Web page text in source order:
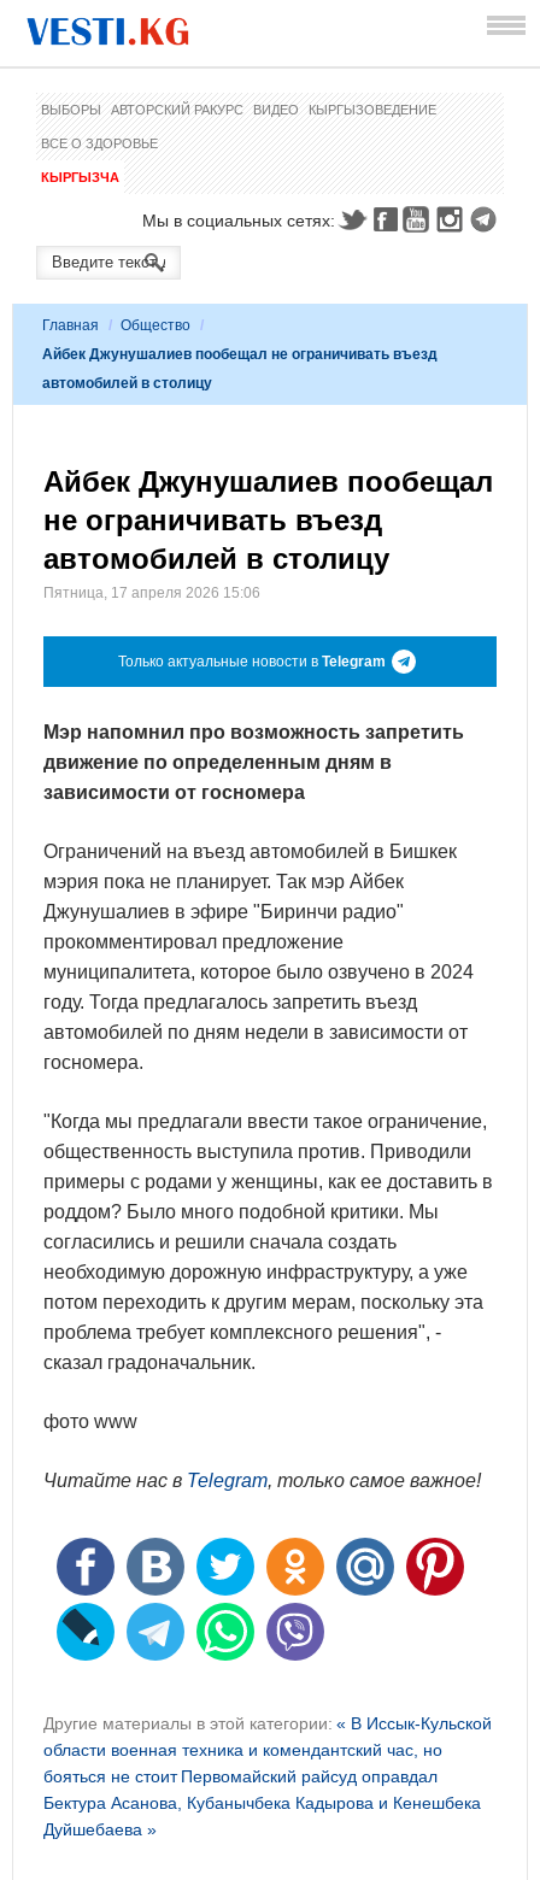
ВЫБОРЫ АВТОРСКИЙ РАКУРС ВИДЕО КЫРГЫЗОВЕДЕНИЕ
ВСЕ О ЗДОРОВЬЕ
КЫРГЫЗЧА
Мы в социальных сетях:
Главная / Общество /
Айбек Джунушалиев пообещал не ограничивать въезд
автомобилей в столицу
Айбек Джунушалиев пообещал
не ограничивать въезд
автомобилей в столицу
Пятница, 17 апреля 2026 15:06
Только актуальные новости в Telegram
Мэр напомнил про возможность запретить
движение по определенным дням в
зависимости от госномера
Ограничений на въезд автомобилей в Бишкек
мэрия пока не планирует. Так мэр Айбек
Джунушалиев в эфире "Биринчи радио"
прокомментировал предложение
муниципалитета, которое было озвучено в 2024
году. Тогда предлагалось запретить въезд
автомобилей по дням недели в зависимости от
госномера.
"Когда мы предлагали ввести такое ограничение,
общественность выступила против. Приводили
примеры с родами у женщины, как ее доставить в
роддом? Было много подобной критики. Мы
согласились и решили сначала создать
необходимую дорожную инфраструктуру, а уже
потом переходить к другим мерам, поскольку эта
проблема требует комплексного решения", -
сказал градоначальник.
фото www
Читайте нас в Telegram, только самое важное!
Другие материалы в этой категории: « В Иссык-Кульской
области военная техника и комендантский час, но
бояться не стоит Первомайский райсуд оправдал
Бектура Асанова, Кубанычбека Кадырова и Кенешбека
Дуйшебаева »